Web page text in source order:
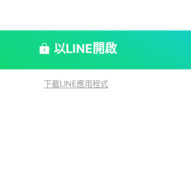
以LINE開啟
下載LINE應用程式